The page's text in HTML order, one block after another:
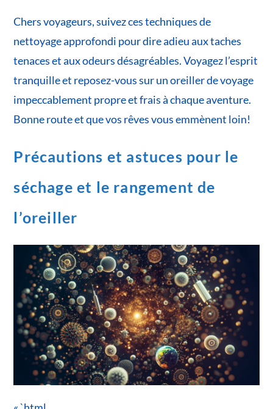
Chers voyageurs, suivez ces techniques de
nettoyage approfondi pour dire adieu aux taches
tenaces et aux odeurs désagréables. Voyagez l’esprit
tranquille et reposez-vous sur un oreiller de voyage
impeccablement propre et frais à chaque aventure.
Bonne route et que vos rêves vous emmènent loin!
Précautions et astuces pour le
séchage et le rangement de
l’oreiller